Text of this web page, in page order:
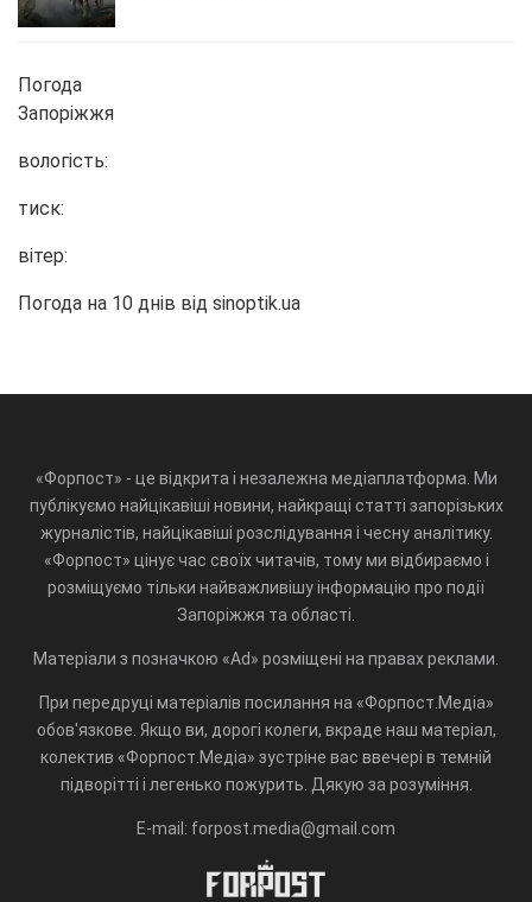
Погода
Запоріжжя
вологість:
тиск:
вітер:
Погода на 10 днів від sinoptik.ua
«Форпост» - це відкрита і незалежна медіаплатформа. Ми
публікуємо найцікавіші новини, найкращі статті запорізьких
журналістів, найцікавіші розслідування і чесну аналітику.
«Форпост» цінує час своїх читачів, тому ми відбираємо і
розміщуємо тільки найважливішу інформацію про події
Запоріжжя та області.
Матеріали з позначкою «Ad» розміщені на правах реклами.
При передруці матеріалів посилання на «Форпост.Медіа»
обов'язкове. Якщо ви, дорогі колеги, вкраде наш матеріал,
колектив «Форпост.Медіа» зустріне вас ввечері в темній
підворітті і легенько пожурить. Дякую за розуміння.
E-mail: forpost.media@gmail.com